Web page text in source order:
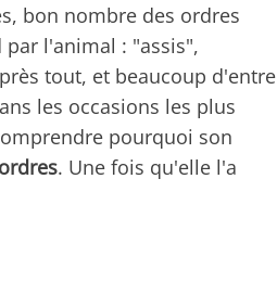
bon nombre des ordres
l'animal : "assis",
tout, et beaucoup d'entre
les occasions les plus
pourquoi son
. Une fois qu'elle l'a